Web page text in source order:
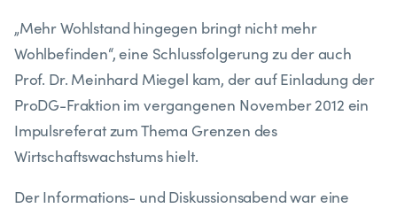
„Mehr Wohlstand hingegen bringt nicht mehr
Wohlbefinden“, eine Schlussfolgerung zu der auch
Prof. Dr. Meinhard Miegel kam, der auf Einladung der
ProDG-Fraktion im vergangenen November 2012 ein
Impulsreferat zum Thema Grenzen des
Wirtschaftswachstums hielt.
Der Informations- und Diskussionsabend war eine